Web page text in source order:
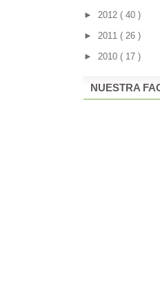
► 2012 ( 40 )
► 2011 ( 26 )
► 2010 ( 17 )
NUESTRA